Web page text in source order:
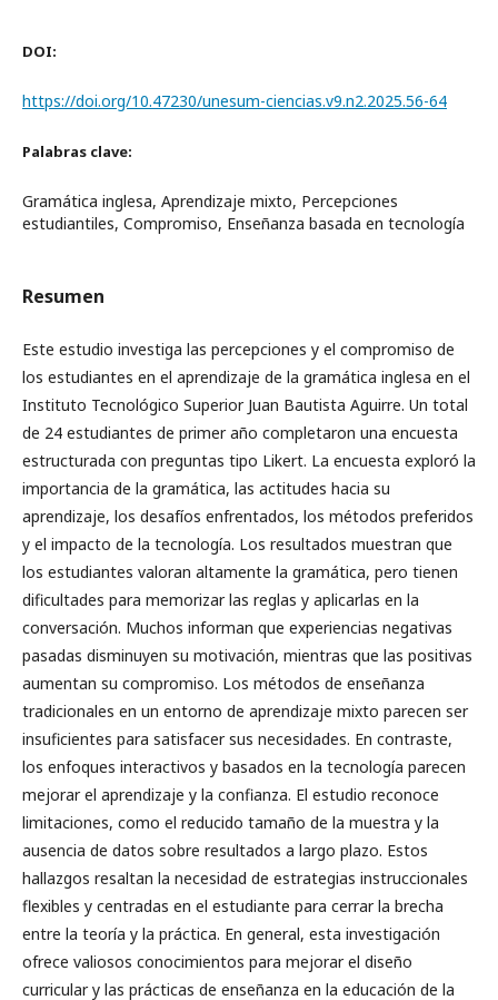
DOI:
https://doi.org/10.47230/unesum-ciencias.v9.n2.2025.56-64
Palabras clave:
Gramática inglesa, Aprendizaje mixto, Percepciones
estudiantiles, Compromiso, Enseñanza basada en tecnología
Resumen
Este estudio investiga las percepciones y el compromiso de
los estudiantes en el aprendizaje de la gramática inglesa en el
Instituto Tecnológico Superior Juan Bautista Aguirre. Un total
de 24 estudiantes de primer año completaron una encuesta
estructurada con preguntas tipo Likert. La encuesta exploró la
importancia de la gramática, las actitudes hacia su
aprendizaje, los desafíos enfrentados, los métodos preferidos
y el impacto de la tecnología. Los resultados muestran que
los estudiantes valoran altamente la gramática, pero tienen
dificultades para memorizar las reglas y aplicarlas en la
conversación. Muchos informan que experiencias negativas
pasadas disminuyen su motivación, mientras que las positivas
aumentan su compromiso. Los métodos de enseñanza
tradicionales en un entorno de aprendizaje mixto parecen ser
insuficientes para satisfacer sus necesidades. En contraste,
los enfoques interactivos y basados en la tecnología parecen
mejorar el aprendizaje y la confianza. El estudio reconoce
limitaciones, como el reducido tamaño de la muestra y la
ausencia de datos sobre resultados a largo plazo. Estos
hallazgos resaltan la necesidad de estrategias instruccionales
flexibles y centradas en el estudiante para cerrar la brecha
entre la teoría y la práctica. En general, esta investigación
ofrece valiosos conocimientos para mejorar el diseño
curricular y las prácticas de enseñanza en la educación de la